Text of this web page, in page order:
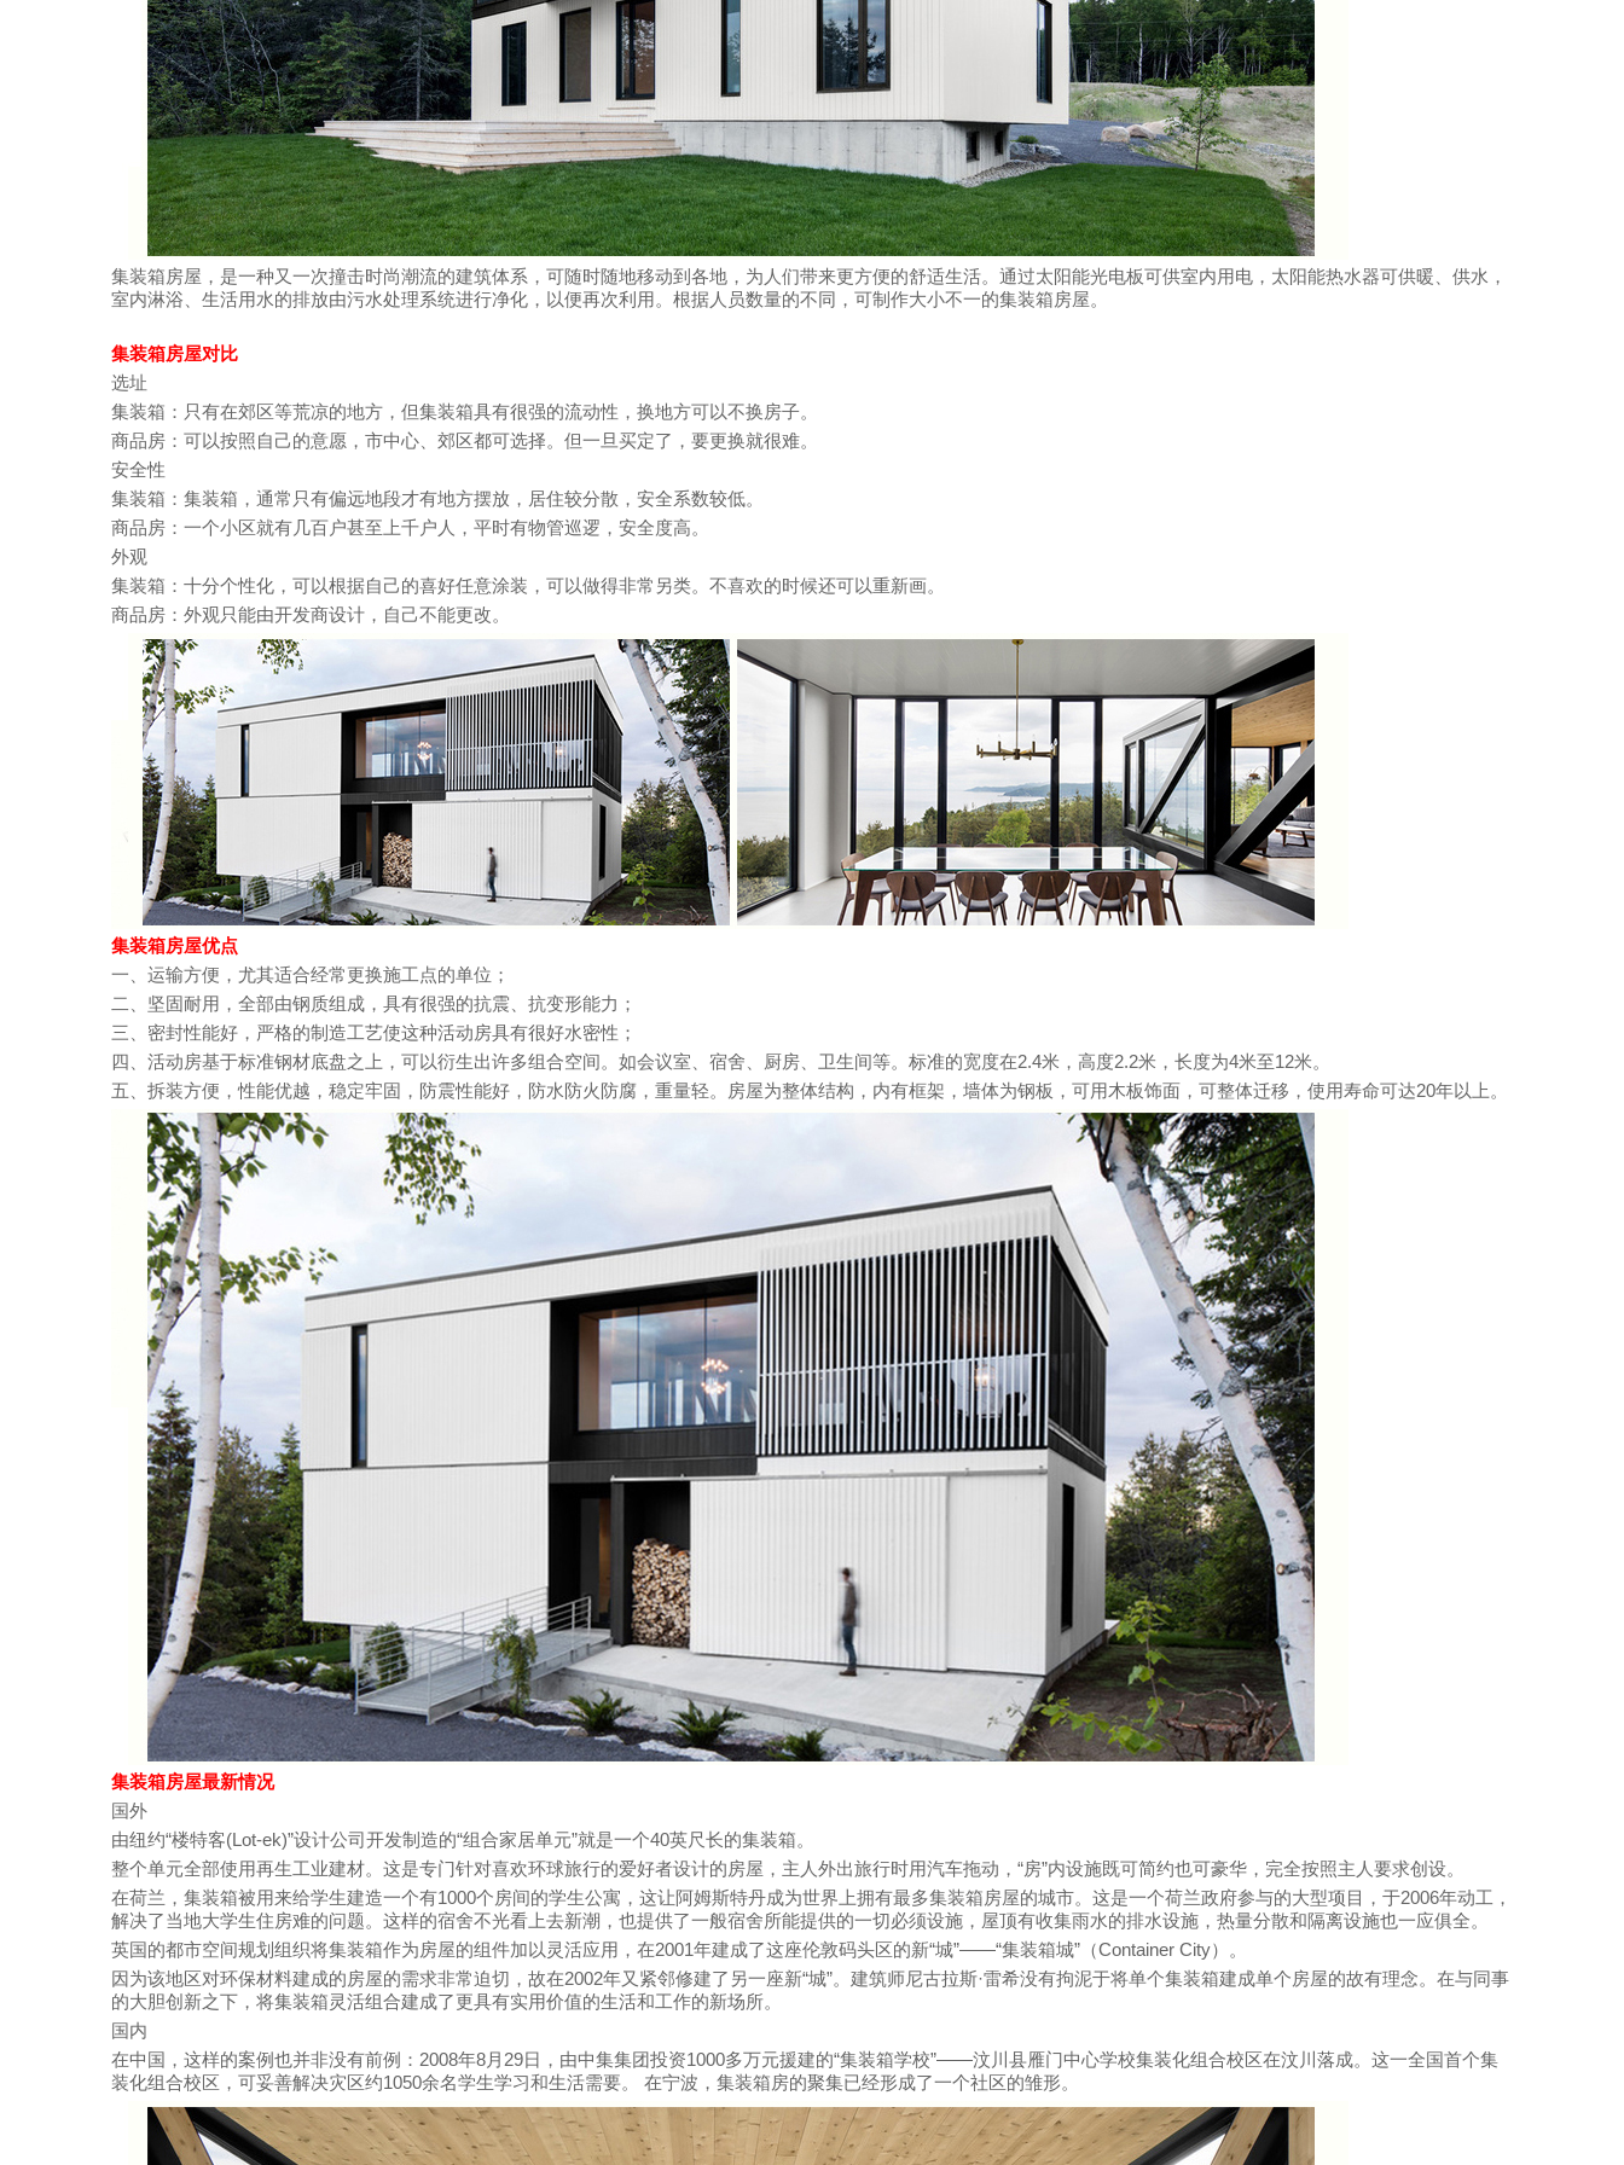
集装箱房屋，是一种又一次撞击时尚潮流的建筑体系，可随时随地移动到各地，为人们带来更方便的舒适生活。通过太阳能光电板可供室内用电，太阳能热水器可供暖、供水，
室内淋浴、生活用水的排放由污水处理系统进行净化，以便再次利用。根据人员数量的不同，可制作大小不一的集装箱房屋。
集装箱房屋对比
选址
集装箱：只有在郊区等荒凉的地方，但集装箱具有很强的流动性，换地方可以不换房子。
商品房：可以按照自己的意愿，市中心、郊区都可选择。但一旦买定了，要更换就很难。
安全性
集装箱：集装箱，通常只有偏远地段才有地方摆放，居住较分散，安全系数较低。
商品房：一个小区就有几百户甚至上千户人，平时有物管巡逻，安全度高。
外观
集装箱：十分个性化，可以根据自己的喜好任意涂装，可以做得非常另类。不喜欢的时候还可以重新画。
商品房：外观只能由开发商设计，自己不能更改。
集装箱房屋优点
一、运输方便，尤其适合经常更换施工点的单位；
二、坚固耐用，全部由钢质组成，具有很强的抗震、抗变形能力；
三、密封性能好，严格的制造工艺使这种活动房具有很好水密性；
四、活动房基于标准钢材底盘之上，可以衍生出许多组合空间。如会议室、宿舍、厨房、卫生间等。标准的宽度在2.4米，高度2.2米，长度为4米至12米。
五、拆装方便，性能优越，稳定牢固，防震性能好，防水防火防腐，重量轻。房屋为整体结构，内有框架，墙体为钢板，可用木板饰面，可整体迁移，使用寿命可达20年以上。
集装箱房屋最新情况
国外
由纽约“楼特客(Lot-ek)”设计公司开发制造的“组合家居单元”就是一个40英尺长的集装箱。
整个单元全部使用再生工业建材。这是专门针对喜欢环球旅行的爱好者设计的房屋，主人外出旅行时用汽车拖动，“房”内设施既可简约也可豪华，完全按照主人要求创设。
在荷兰，集装箱被用来给学生建造一个有1000个房间的学生公寓，这让阿姆斯特丹成为世界上拥有最多集装箱房屋的城市。这是一个荷兰政府参与的大型项目，于2006年动工，
解决了当地大学生住房难的问题。这样的宿舍不光看上去新潮，也提供了一般宿舍所能提供的一切必须设施，屋顶有收集雨水的排水设施，热量分散和隔离设施也一应俱全。
英国的都市空间规划组织将集装箱作为房屋的组件加以灵活应用，在2001年建成了这座伦敦码头区的新“城”——“集装箱城”（Container City）。
因为该地区对环保材料建成的房屋的需求非常迫切，故在2002年又紧邻修建了另一座新“城”。建筑师尼古拉斯·雷希没有拘泥于将单个集装箱建成单个房屋的故有理念。在与同事
的大胆创新之下，将集装箱灵活组合建成了更具有实用价值的生活和工作的新场所。
国内
在中国，这样的案例也并非没有前例：2008年8月29日，由中集集团投资1000多万元援建的“集装箱学校”——汶川县雁门中心学校集装化组合校区在汶川落成。这一全国首个集
装化组合校区，可妥善解决灾区约1050余名学生学习和生活需要。 在宁波，集装箱房的聚集已经形成了一个社区的雏形。